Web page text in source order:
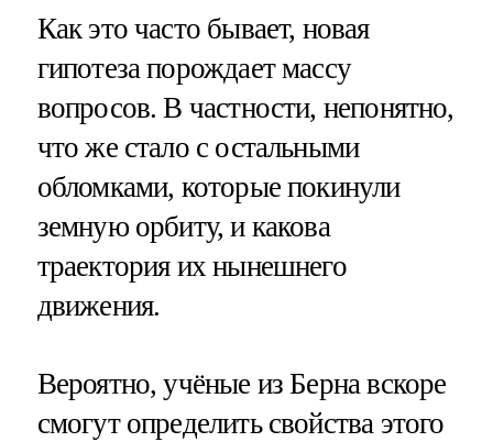
Как это часто бывает, новая
гипотеза порождает массу
вопросов. В частности, непонятно,
что же стало с остальными
обломками, которые покинули
земную орбиту, и какова
траектория их нынешнего
движения.
Вероятно, учёные из Берна вскоре
смогут определить свойства этого